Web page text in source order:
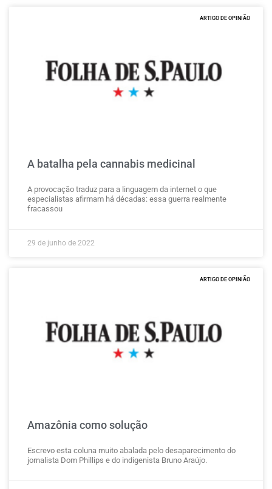
ARTIGO DE OPINIÃO
A batalha pela cannabis medicinal
A provocação traduz para a linguagem da internet o que
especialistas afirmam há décadas: essa guerra realmente
fracassou
29 de junho de 2022
ARTIGO DE OPINIÃO
Amazônia como solução
Escrevo esta coluna muito abalada pelo desaparecimento do
jornalista Dom Phillips e do indigenista Bruno Araújo.